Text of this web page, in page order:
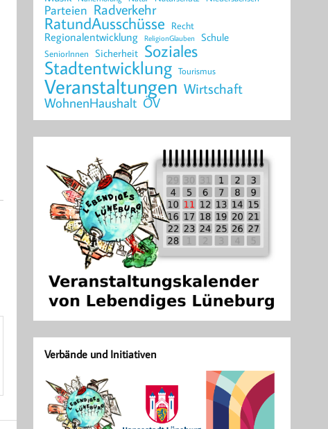
Parteien Radverkehr
RatundAusschüsse Recht
Regionalentwicklung ReligionGlauben Schule
SeniorInnen Sicherheit Soziales
Stadtentwicklung Tourismus
Veranstaltungen Wirtschaft
WohnenHaushalt ÖV
Verbände und Initiativen